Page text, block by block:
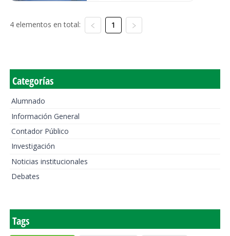
4 elementos en total: 1
Categorías
Alumnado
Información General
Contador Público
Investigación
Noticias institucionales
Debates
Tags